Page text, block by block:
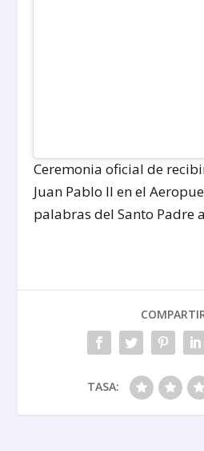
Ceremonia oficial de
Juan Pablo II en el
palabras del Santo Padre
TASA: